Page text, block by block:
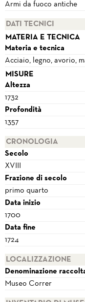
Armi da fuoco antiche
DATI TECNICI
MATERIA E TECNICA
Materia e tecnica
Acciaio, legno, avorio,
MISURE
Altezza
1732
Profondità
1357
CRONOLOGIA
Secolo
XVIII
Frazione di secolo
primo quarto
Data inizio
1700
Data fine
1724
LOCALIZZAZIONE
Denominazione
Museo Correr